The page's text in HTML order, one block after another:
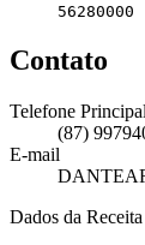
56280000
Contato
Telefone Principal
(87)
E-mail
Dados da